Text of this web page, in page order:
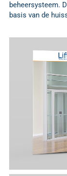
beheersysteem.
basis van de